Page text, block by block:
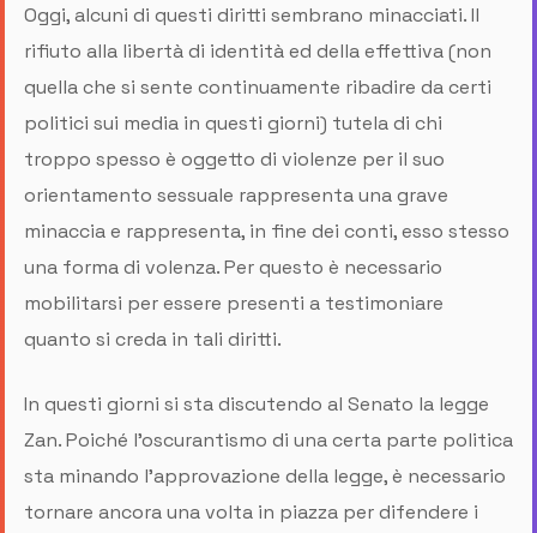
Oggi, alcuni di questi diritti sembrano minacciati. Il
rifiuto alla libertà di identità ed della effettiva (non
quella che si sente continuamente ribadire da certi
politici sui media in questi giorni) tutela di chi
troppo spesso è oggetto di violenze per il suo
orientamento sessuale rappresenta una grave
minaccia e rappresenta, in fine dei conti, esso stesso
una forma di volenza. Per questo è necessario
mobilitarsi per essere presenti a testimoniare
quanto si creda in tali diritti.
In questi giorni si sta discutendo al Senato la legge
Zan. Poiché l'oscurantismo di una certa parte politica
sta minando l'approvazione della legge, è necessario
tornare ancora una volta in piazza per difendere i